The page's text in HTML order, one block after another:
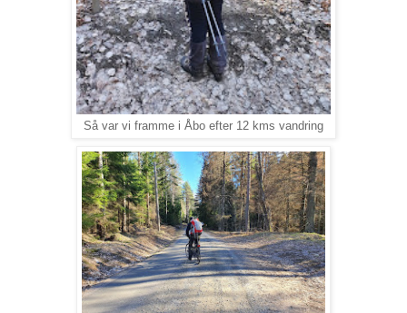
Så var vi framme i Åbo efter 12 kms vandring